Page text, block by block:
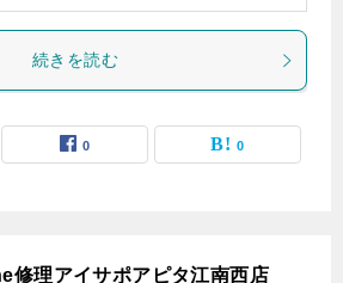
続きを読む
0 0
修理アイサポアピタ江南西店